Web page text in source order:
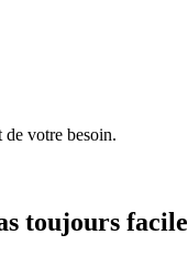
de votre besoin.
toujours facile